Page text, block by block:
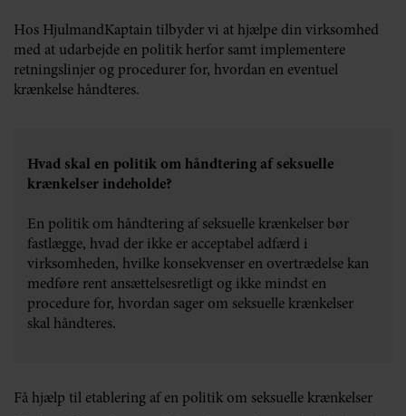
Hos HjulmandKaptain tilbyder vi at hjælpe din virksomhed
med at udarbejde en politik herfor samt implementere
retningslinjer og procedurer for, hvordan en eventuel
krænkelse håndteres.
Hvad skal en politik om håndtering af seksuelle
krænkelser indeholde?
En politik om håndtering af seksuelle krænkelser bør
fastlægge, hvad der ikke er acceptabel adfærd i
virksomheden, hvilke konsekvenser en overtrædelse kan
medføre rent ansættelsesretligt og ikke mindst en
procedure for, hvordan sager om seksuelle krænkelser
skal håndteres.
Få hjælp til etablering af en politik om seksuelle krænkelser